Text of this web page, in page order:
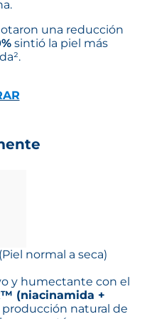
una reducción
sintió la piel más
(Piel normal a seca)
y humectante con el
(niacinamida +
natural de